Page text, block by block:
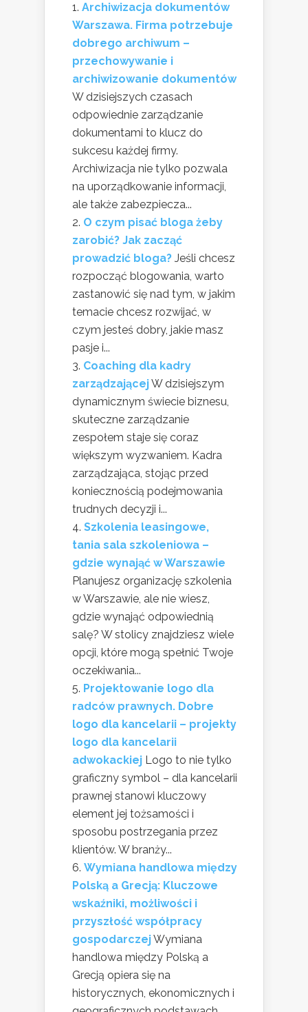
Archiwizacja dokumentów
Warszawa. Firma potrzebuje
dobrego archiwum –
przechowywanie i
archiwizowanie dokumentów
W dzisiejszych czasach
odpowiednie zarządzanie
dokumentami to klucz do
sukcesu każdej firmy.
Archiwizacja nie tylko pozwala
na uporządkowanie informacji,
ale także zabezpiecza...
O czym pisać bloga żeby
zarobić? Jak zacząć
prowadzić bloga? Jeśli chcesz
rozpocząć blogowania, warto
zastanowić się nad tym, w jakim
temacie chcesz rozwijać, w
czym jesteś dobry, jakie masz
pasje i...
Coaching dla kadry
zarządzającejW dzisiejszym
dynamicznym świecie biznesu,
skuteczne zarządzanie
zespołem staje się coraz
większym wyzwaniem. Kadra
zarządzająca, stojąc przed
koniecznością podejmowania
trudnych decyzji i...
Szkolenia leasingowe,
tania sala szkoleniowa –
gdzie wynająć w Warszawie
Planujesz organizację szkolenia
w Warszawie, ale nie wiesz,
gdzie wynająć odpowiednią
salę? W stolicy znajdziesz wiele
opcji, które mogą spełnić Twoje
oczekiwania...
Projektowanie logo dla
radców prawnych. Dobre
logo dla kancelarii – projekty
logo dla kancelarii
adwokackiej Logo to nie tylko
graficzny symbol – dla kancelarii
prawnej stanowi kluczowy
element jej tożsamości i
sposobu postrzegania przez
klientów. W branży...
Wymiana handlowa między
Polską a Grecją: Kluczowe
wskaźniki, możliwości i
przyszłość współpracy
gospodarczejWymiana
handlowa między Polską a
Grecją opiera się na
historycznych, ekonomicznych i